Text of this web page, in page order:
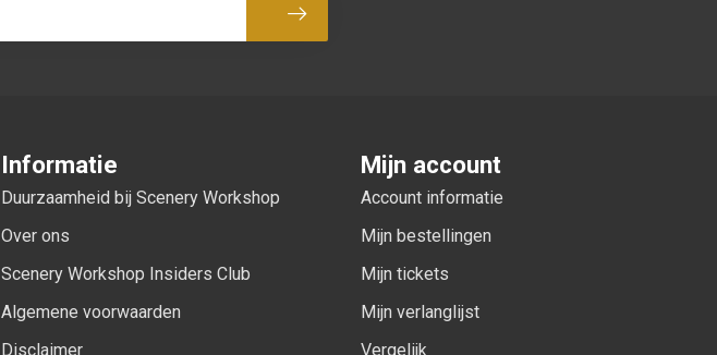
Abonneer
Informatie
Duurzaamheid bij Scenery Workshop
Over ons
Scenery Workshop Insiders Club
Algemene voorwaarden
Disclaimer
Mijn account
Account informatie
Mijn bestellingen
Mijn tickets
Mijn verlanglijst
Vergelijk